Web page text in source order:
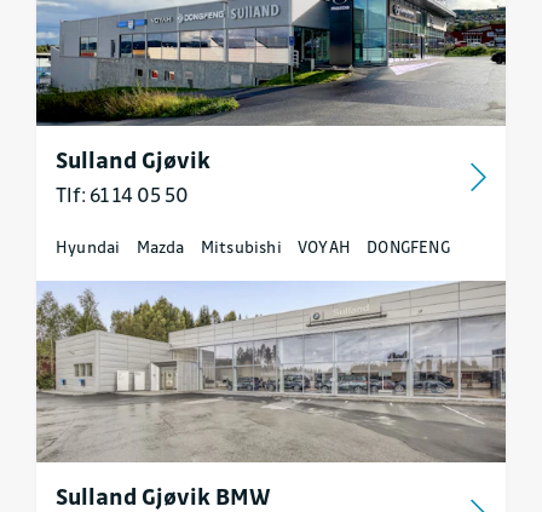
Sulland Gjøvik
Tlf: 61 14 05 50
Hyundai Mazda Mitsubishi VOYAH DONGFENG
Sulland Gjøvik BMW